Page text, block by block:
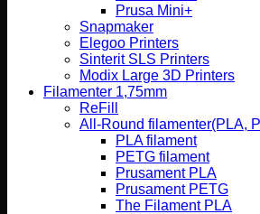
Prusa Mini+
Snapmaker
Elegoo Printers
Sinterit SLS Printers
Modix Large 3D Printers
Filamenter 1,75mm
ReFill
All-Round filamenter(PLA,
PLA filament
PETG filament
Prusament PLA
Prusament PETG
The Filament PLA